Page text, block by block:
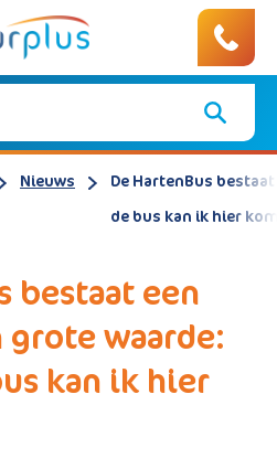
Nieuws
De HartenBus
de bus kan ik hier
bestaat een
grote waarde:
kan ik hier